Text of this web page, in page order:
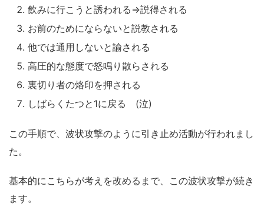
飲みに行こうと誘われる⇒説得される
お前のためにならないと説教される
他では通用しないと諭される
高圧的な態度で怒鳴り散らされる
裏切り者の烙印を押される
しばらくたつと1に戻る (泣)
この手順で、波状攻撃のように引き止め活動が行われまし
た。
基本的にこちらが考えを改めるまで、この波状攻撃が続き
ます。